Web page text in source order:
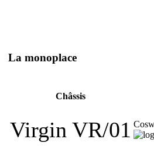
La monoplace
Châssis
Virgin VR/01